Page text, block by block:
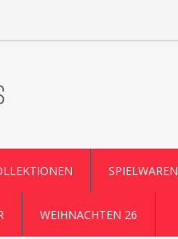
SPIELWAREN
WEIHNACHTEN 26